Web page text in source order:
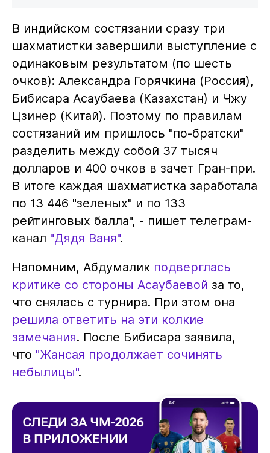
В индийском состязании сразу три
шахматистки завершили выступление с
одинаковым результатом (по шесть
очков): Александра Горячкина (Россия),
Бибисара Асаубаева (Казахстан) и Чжу
Цзинер (Китай). Поэтому по правилам
состязаний им пришлось "по-братски"
разделить между собой 37 тысяч
долларов и 400 очков в зачет Гран-при.
В итоге каждая шахматистка заработала
по 13 446 "зеленых" и по 133
рейтинговых балла", - пишет телеграм-
канал "Дядя Ваня".
Напомним, Абдумалик подверглась
критике со стороны Асаубаевой за то,
что снялась с турнира. При этом она
решила ответить на эти колкие
замечания. После Бибисара заявила,
что "Жансая продолжает сочинять
небылицы".